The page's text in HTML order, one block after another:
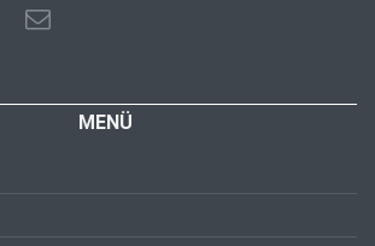
MENÜ